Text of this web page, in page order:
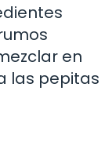
en
las pepitas